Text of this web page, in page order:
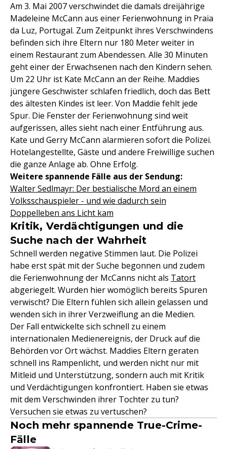
Am 3. Mai 2007 verschwindet die damals dreijährige
Madeleine McCann aus einer Ferienwohnung in Praia
da Luz, Portugal. Zum Zeitpunkt ihres Verschwindens
befinden sich ihre Eltern nur 180 Meter weiter in
einem Restaurant zum Abendessen. Alle 30 Minuten
geht einer der Erwachsenen nach den Kindern sehen.
Um 22 Uhr ist Kate McCann an der Reihe. Maddies
jüngere Geschwister schlafen friedlich, doch das Bett
des ältesten Kindes ist leer. Von Maddie fehlt jede
Spur. Die Fenster der Ferienwohnung sind weit
aufgerissen, alles sieht nach einer Entführung aus.
Kate und Gerry McCann alarmieren sofort die Polizei.
Hotelangestellte, Gäste und andere Freiwillige suchen
die ganze Anlage ab. Ohne Erfolg.
Weitere spannende Fälle aus der Sendung:
Walter Sedlmayr: Der bestialische Mord an einem
Volksschauspieler - und wie dadurch sein
Doppelleben ans Licht kam
Kritik, Verdächtigungen und die
Suche nach der Wahrheit
Schnell werden negative Stimmen laut. Die Polizei
habe erst spät mit der Suche begonnen und zudem
die Ferienwohnung der McCanns nicht als Tatort
abgeriegelt. Wurden hier womöglich bereits Spuren
verwischt? Die Eltern fühlen sich allein gelassen und
wenden sich in ihrer Verzweiflung an die Medien.
Der Fall entwickelte sich schnell zu einem
internationalen Medienereignis, der Druck auf die
Behörden vor Ort wächst. Maddies Eltern geraten
schnell ins Rampenlicht, und werden nicht nur mit
Mitleid und Unterstützung, sondern auch mit Kritik
und Verdächtigungen konfrontiert. Haben sie etwas
mit dem Verschwinden ihrer Tochter zu tun?
Versuchen sie etwas zu vertuschen?
Noch mehr spannende True-Crime-
Fälle